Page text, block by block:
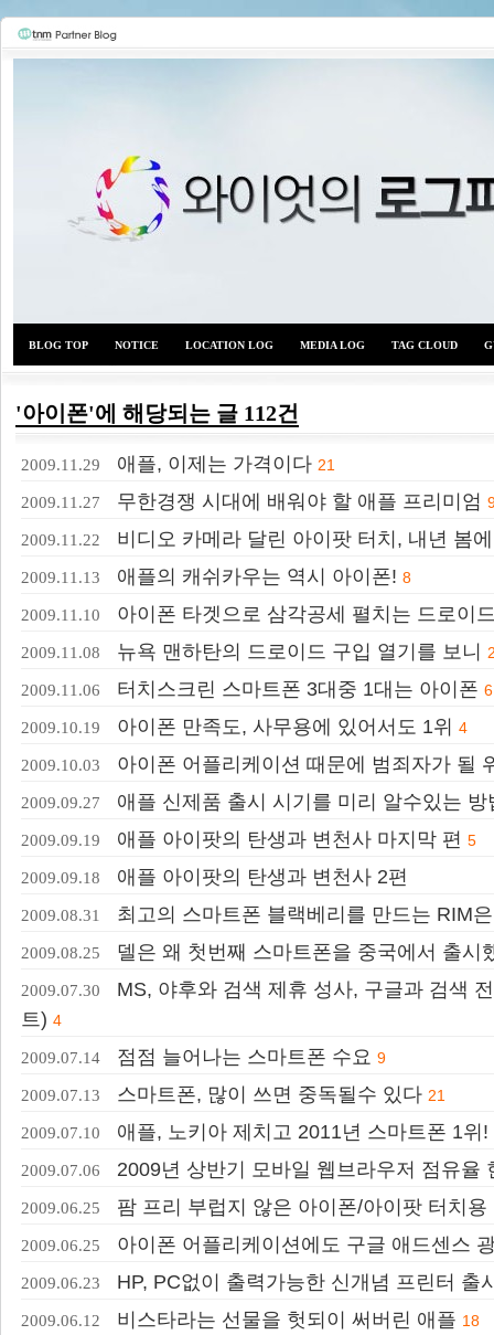
BLOG TOP NOTICE LOCATION LOG MEDIA LOG TAG CLOUD
'아이폰'에 해당되는 글 112건
2009.11.29 애플, 이제는 가격이다 21
2009.11.27 무한경쟁 시대에 배워야 할 애플 프리미엄
2009.11.22 비디오 카메라 달린 아이팟 터치, 내년 봄
2009.11.13 애플의 캐쉬카우는 역시 아이폰! 8
2009.11.10 아이폰 타겟으로 삼각공세 펼치는 드로이
2009.11.08 뉴욕 맨하탄의 드로이드 구입 열기를 보니
2009.11.06 터치스크린 스마트폰 3대중 1대는 아이폰 6
2009.10.19 아이폰 만족도, 사무용에 있어서도 1위 4
2009.10.03 아이폰 어플리케이션 때문에 범죄자가 될
2009.09.27 애플 신제품 출시 시기를 미리 알수있는 방
2009.09.19 애플 아이팟의 탄생과 변천사 마지막 편 5
2009.09.18 애플 아이팟의 탄생과 변천사 2편
2009.08.31 최고의 스마트폰 블랙베리를 만드는 RIM
2009.08.25 델은 왜 첫번째 스마트폰을 중국에서 출시
2009.07.30
MS, 야후와 검색 제휴 성사, 구글과 검색
트) 4
2009.07.14 점점 늘어나는 스마트폰 수요 9
2009.07.13 스마트폰, 많이 쓰면 중독될수 있다 21
2009.07.10 애플, 노키아 제치고 2011년 스마트폰 1위!
2009.07.06 2009년 상반기 모바일 웹브라우저 점유율
2009.06.25 팜 프리 부럽지 않은 아이폰/아이팟 터치
2009.06.25 아이폰 어플리케이션에도 구글 애드센스
2009.06.23 HP, PC없이 출력가능한 신개념 프린터 출
2009.06.12 비스타라는 선물을 헛되이 써버린 애플 18